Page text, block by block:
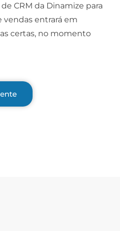
CRM da Dinamize para
entrará em
certas, no momento